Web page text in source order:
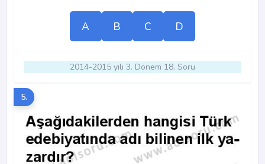
A B C D
2014-2015 yılı 3. Dönem 18. Soru
5.